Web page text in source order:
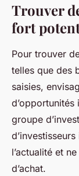
Trouver
fort
Pour trouver
telles que des
saisies,
groupe
l’actualité et
d’achat.